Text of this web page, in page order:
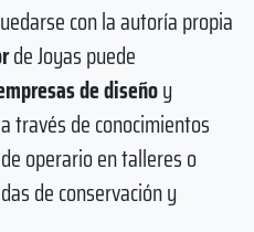
con la autoría propia
de Joyas puede
de diseñoy
través de conocimientos
operario en talleres o
de conservación y